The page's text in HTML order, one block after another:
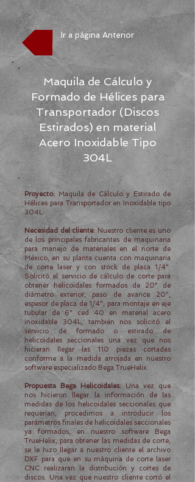
Ir a página Anterior
Maquila de Cálculo y
Formado de Hélices para
Transportador (Discos
Estirados) en material
Acero Inoxidable Tipo
304L
Proyecto: Maquila de Cálculo y Estirado de
Hélices para Transportador en Inoxidable tipo
304L.
Necesidad del cliente: Nuestro cliente es uno
de los principales fabricantes de maquinaria
para manejo de materiales en el norte de
México, en su planta cuenta con maquinaria
de corte laser y con stock de placa 1/4".
Solicitó el servicio de cálculo de corte para
obtener helicoidales formados de 20" de
diámetro exterior, paso de avance 20",
espesor de placa de 1/4", para montaje en eje
tubular de 6" ced 40 en material acero
inoxidable 304L, también nos solicitó el
servicio de formado o estirado de
helicoidales seccionales una vez que nos
hicieran llegar las 110 piezas cortadas
conforme a la medida arrojada en nuestro
software especializado Bega TrueHelix.
Propuesta Bega Helicoidales: Una vez que
nos hicieron llegar la información de las
medidas de los helicoidales seccionales que
requerían, procedimos a introducir los
parámetros finales de helicoidales seccionales
ya formados, en nuestro software Bega
TrueHelix, para obtener las medidas de corte,
se le hizo llegar a nuestro cliente el archivo
DXF para que en su máquina de corte laser
CNC realizaran la distribución y cortes de
discos. Una vez que nuestro cliente cortó el